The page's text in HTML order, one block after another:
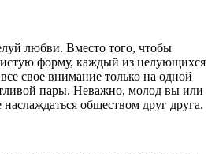
любви. Вместо того, чтобы
форму, каждый из целующихся
свое внимание только на одной
пары. Неважно, молод вы или
обществом друг друга.